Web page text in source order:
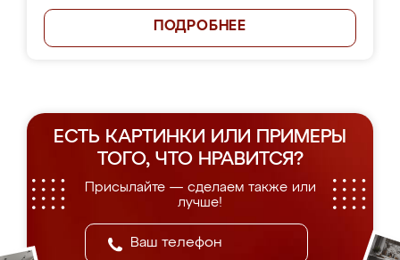
ПОДРОБНЕЕ
ЕСТЬ КАРТИНКИ ИЛИ ПРИМЕРЫ
ТОГО, ЧТО НРАВИТСЯ?
Присылайте — сделаем также или
лучше!